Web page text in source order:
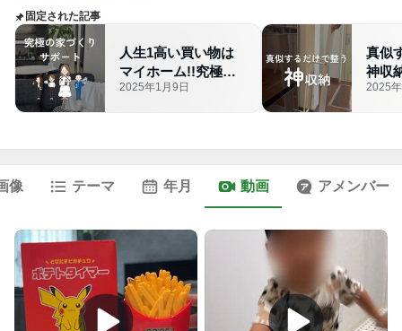
固定された記事
人生1高い買い物は
マイホーム!!究極の
家づくりサポート開
2025年1月9日
真似
神収
2025
像 テーマ 年月 動画 アメンバー